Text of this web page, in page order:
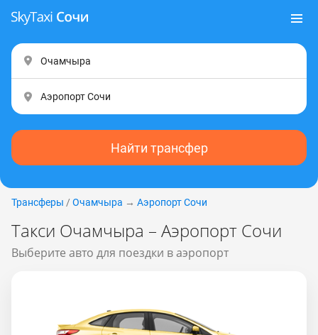
Найти трансфер
Трансферы / Очамчыра → Аэропорт Сочи
Такси Очамчыра – Аэропорт Сочи
Выберите авто для поездки в аэропорт